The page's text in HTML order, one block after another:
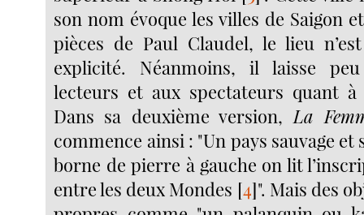
son nom évoque les villes de Saigon
pièces de Paul Claudel, le lieu
explicité. Néanmoins, il laisse
lecteurs et aux spectateurs quant
Dans sa deuxième version, La
commence ainsi : "Un pays sauvage
borne de pierre à gauche on lit
entre les deux Mondes [4]". Mais des